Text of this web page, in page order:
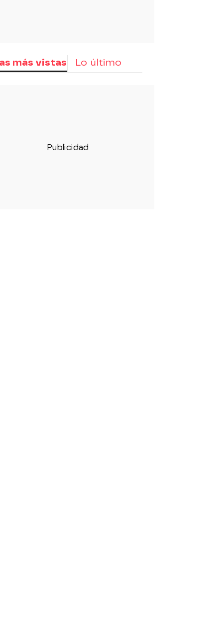
más vistas Lo último